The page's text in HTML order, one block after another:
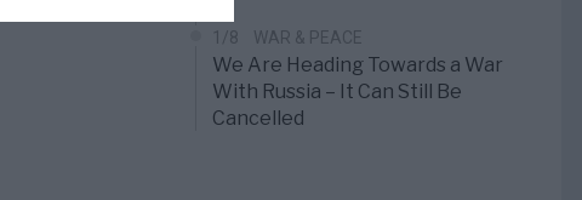
1/8 WAR & PEACE
We Are Heading Towards a War
With Russia – It Can Still Be
Cancelled